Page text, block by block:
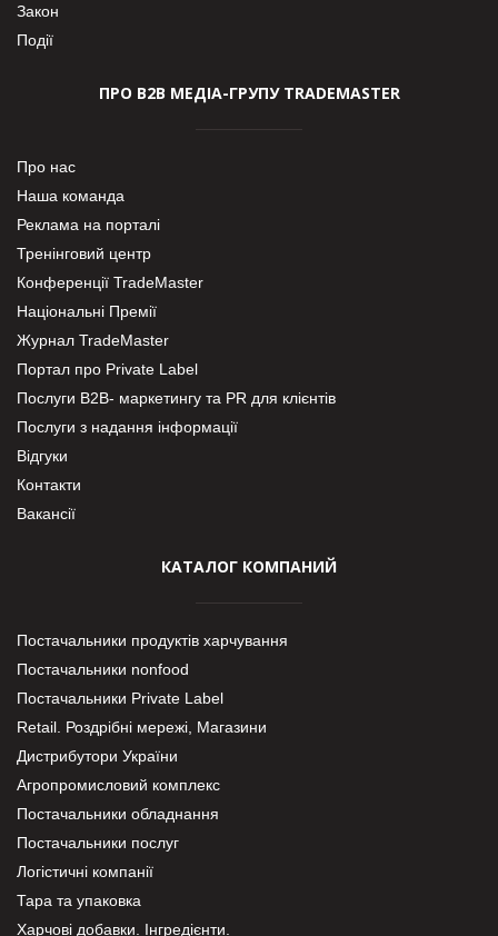
Закон
Події
ПРО В2В МЕДІА-ГРУПУ TRADEMASTER
Про нас
Наша команда
Реклама на порталі
Тренінговий центр
Конференції TradeMaster
Національні Премії
Журнал TradeMaster
Портал про Private Label
Послуги В2В- маркетингу та PR для клієнтів
Послуги з надання інформації
Відгуки
Контакти
Вакансії
КАТАЛОГ КОМПАНИЙ
Постачальники продуктів харчування
Постачальники nonfood
Постачальники Private Label
Retail. Роздрібні мережі, Магазини
Дистрибутори України
Агропромисловий комплекс
Постачальники обладнання
Постачальники послуг
Логістичні компанії
Тара та упаковка
Харчові добавки. Інгредієнти.